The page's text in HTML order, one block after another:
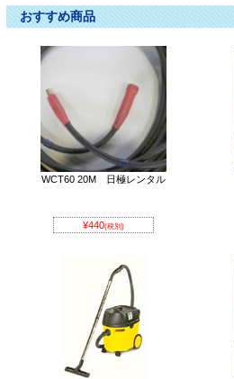
おすすめ商品
WCT60 20M 日極レンタル
¥440(税別)